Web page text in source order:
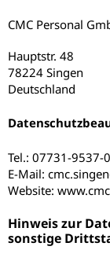
CMC Personal
Hauptstr. 48
78224 Singen
Deutschland
Tel.: 07731-9537-0
E-Mail:
Website:
Hinweis zur
sonstige